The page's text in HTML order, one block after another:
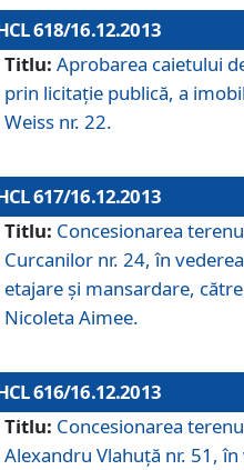
618/16.12.2013
Titlu: Aprobarea caietului
prin licitaţie publică, a
Weiss nr. 22.
617/16.12.2013
Titlu: Concesionarea
Curcanilor nr. 24, în
etajare şi mansardare,
Nicoleta Aimee.
616/16.12.2013
Titlu: Concesionarea
Alexandru Vlahuţă nr. 51,